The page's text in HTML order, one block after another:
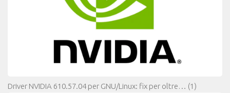
Driver NVIDIA 610.57.04 per GNU/Linux: fix per oltre… (1)